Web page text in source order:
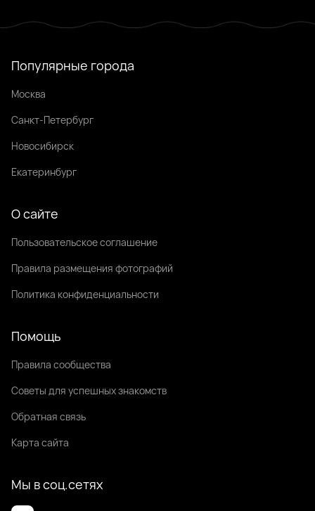
Популярные города
Москва
Санкт-Петербург
Новосибирск
Екатеринбург
О сайте
Пользовательское соглашение
Правила размещения фотографий
Политика конфиденциальности
Помощь
Правила сообщества
Советы для успешных знакомств
Обратная связь
Карта сайта
Мы в соц.сетях